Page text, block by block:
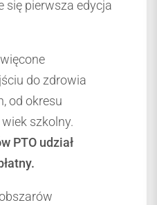
się pierwsza edycja
do zdrowia
od okresu
szkolny.
PTO udział